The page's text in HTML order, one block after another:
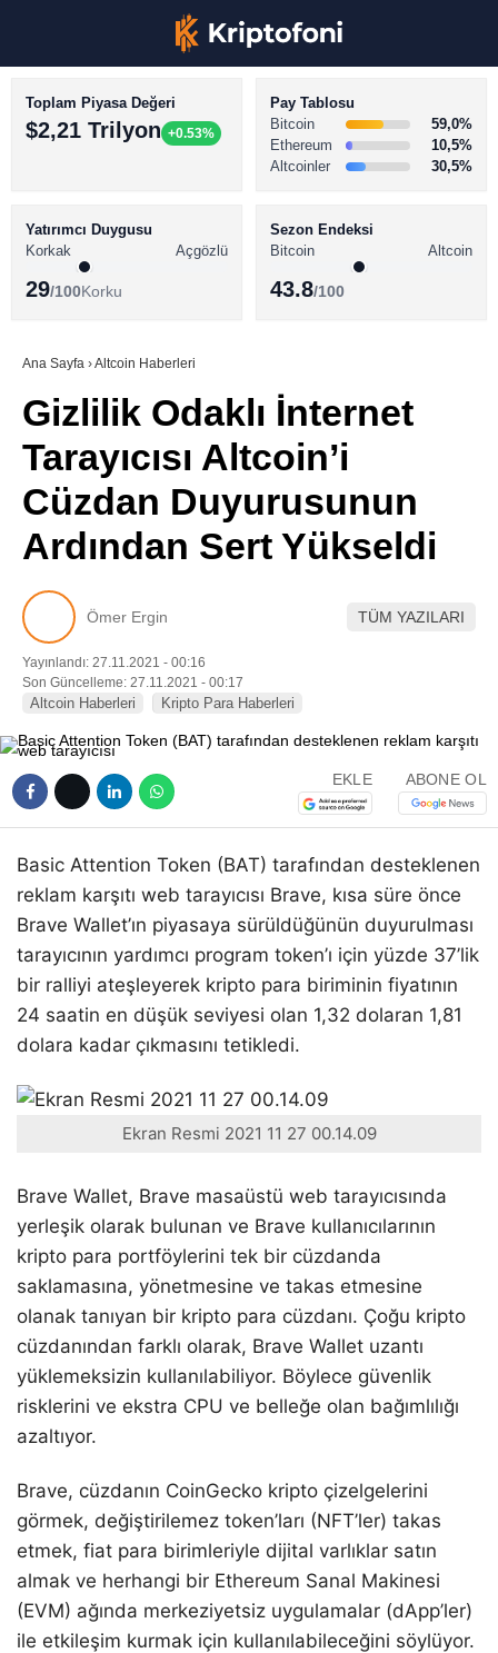
Youtube
BİTCOİN HABERLERİ
ALTCOİN HABERLERİ
SÖZLÜK
Toplam Piyasa Değeri
$2,21 Trilyon +0.53%
Pay Tablosu
Bitcoin
59,0%
Ethereum
10,5%
Altcoinler
30,5%
Yatırımcı Duygusu
Korkak
Açgözlü
29/100Korku
Sezon Endeksi
Bitcoin
Altcoin
43.8/100
Ana Sayfa ›Altcoin Haberleri
Gizlilik Odaklı İnternet
Tarayıcısı Altcoin’i
Cüzdan Duyurusunun
Ardından Sert Yükseldi
Ömer Ergin TÜM YAZILARI
Yayınlandı: 27.11.2021 - 00:16
Son Güncelleme: 27.11.2021 - 00:17
Altcoin Haberleri Kripto Para Haberleri
EKLE ABONE OL
Basic Attention Token (BAT) tarafından desteklenen
reklam karşıtı web tarayıcısı Brave, kısa süre önce
Brave Wallet’ın piyasaya sürüldüğünün duyurulması
tarayıcının yardımcı program token’ı için yüzde 37’lik
bir ralliyi ateşleyerek kripto para biriminin fiyatının
24 saatin en düşük seviyesi olan 1,32 dolaran 1,81
dolara kadar çıkmasını tetikledi.
Ekran Resmi 2021 11 27 00.14.09
Brave Wallet, Brave masaüstü web tarayıcısında
yerleşik olarak bulunan ve Brave kullanıcılarının
kripto para portföylerini tek bir cüzdanda
saklamasına, yönetmesine ve takas etmesine
olanak tanıyan bir kripto para cüzdanı. Çoğu kripto
cüzdanından farklı olarak, Brave Wallet uzantı
yüklemeksizin kullanılabiliyor. Böylece güvenlik
risklerini ve ekstra CPU ve belleğe olan bağımlılığı
azaltıyor.
Brave, cüzdanın CoinGecko kripto çizelgelerini
görmek, değiştirilemez token’ları (NFT’ler) takas
etmek, fiat para birimleriyle dijital varlıklar satın
almak ve herhangi bir Ethereum Sanal Makinesi
(EVM) ağında merkeziyetsiz uygulamalar (dApp’ler)
ile etkileşim kurmak için kullanılabileceğini söylüyor.